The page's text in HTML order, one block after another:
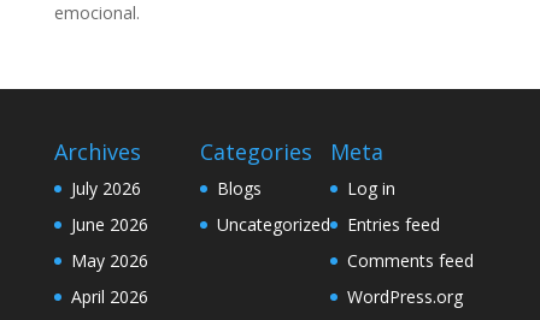
emocional.
Archives
July 2026
June 2026
May 2026
April 2026
Categories
Blogs
Uncategorized
Meta
Log in
Entries feed
Comments feed
WordPress.org